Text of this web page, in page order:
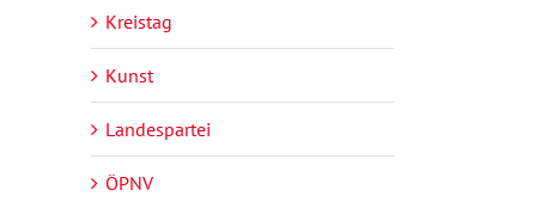
Kreistag
Kunst
Landespartei
ÖPNV